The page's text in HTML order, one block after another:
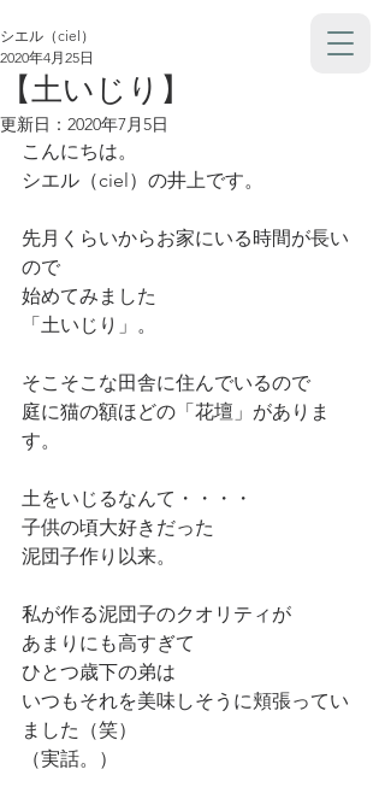
【土いじり】
シエル（ciel）
2020年4月25日
更新日： 2020年7月5日
こんにちは。
シエル（ciel）の井上です。
先月くらいからお家にいる時間が長い
ので
始めてみました
「土いじり」。
そこそこな田舎に住んでいるので
庭に猫の額ほどの「花壇」がありま
す。
土をいじるなんて・・・・
子供の頃大好きだった
泥団子作り以来。
私が作る泥団子のクオリティが
あまりにも高すぎて
ひとつ歳下の弟は
いつもそれを美味しそうに頬張ってい
ました（笑）
（実話。）